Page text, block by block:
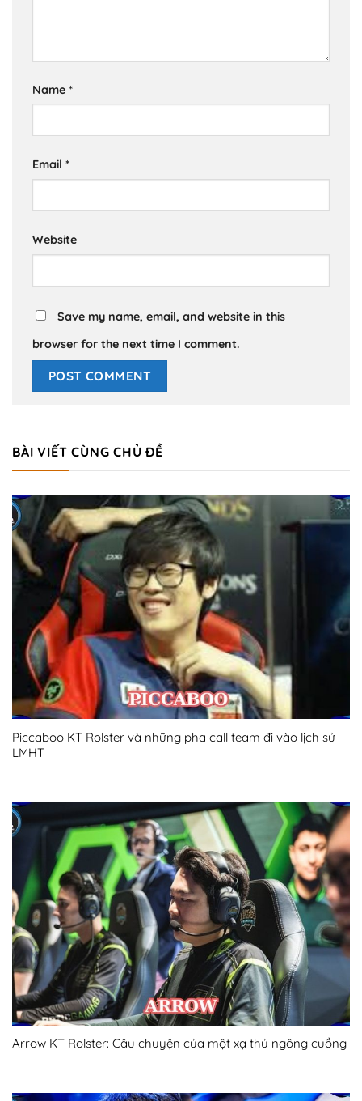
Name *
Email *
Website
Save my name, email, and website in this
browser for the next time I comment.
BÀI VIẾT CÙNG CHỦ ĐỀ
Piccaboo KT Rolster và những pha call team đi vào lịch sử
LMHT
Arrow KT Rolster: Câu chuyện của một xạ thủ ngông cuồng